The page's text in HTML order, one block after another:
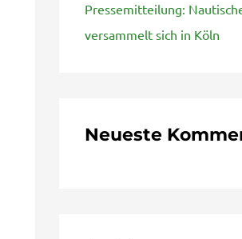
Pressemitteilung:
versammelt sich in Köln
Neueste